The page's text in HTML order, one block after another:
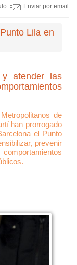
Enviar por email
Lila en
y atender las
de
han prorrogado
el Punto
prevenir